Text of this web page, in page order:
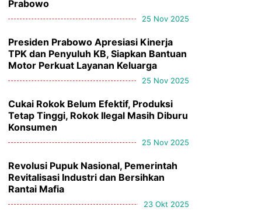
Prabowo
25 Nov 2025
Presiden Prabowo Apresiasi Kinerja
TPK dan Penyuluh KB, Siapkan Bantuan
Motor Perkuat Layanan Keluarga
25 Nov 2025
Cukai Rokok Belum Efektif, Produksi
Tetap Tinggi, Rokok Ilegal Masih Diburu
Konsumen
25 Nov 2025
Revolusi Pupuk Nasional, Pemerintah
Revitalisasi Industri dan Bersihkan
Rantai Mafia
23 Okt 2025